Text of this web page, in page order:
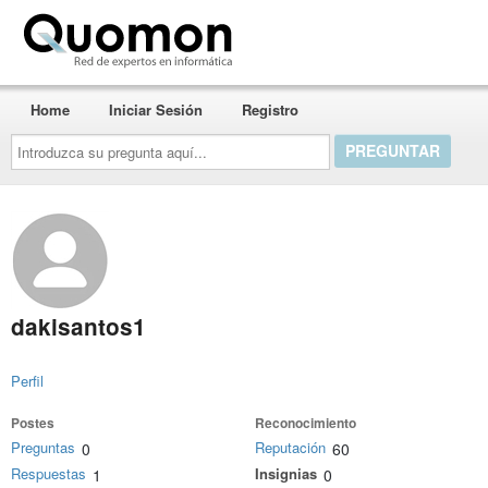
Introduzca
su
pregunta
aquí...
Home Iniciar Sesión Registro
dakisantos1
Perfil
Postes
Preguntas 0
Respuestas 1
Reconocimiento
Reputación 60
Insignias 0